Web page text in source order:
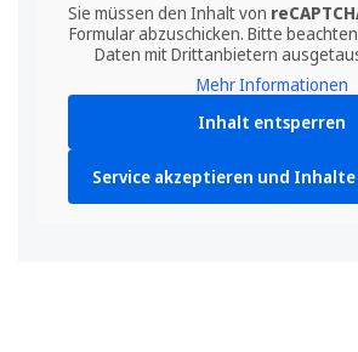
Sie müssen den Inhalt von
Formular abzuschicken. Bitte
Daten mit Drittanbietern
Mehr Informationen
Inhalt entsperren
Service akzeptieren und